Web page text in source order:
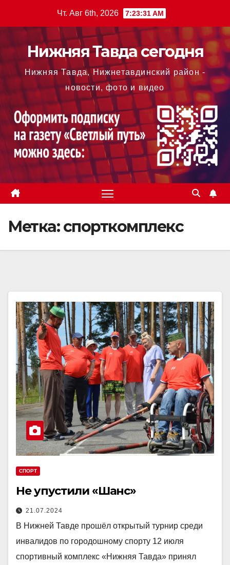
содержимому
Чт. Авг 6th, 2026 7:23:33 AM
Нижняя Тавда сегодня
Нижняя Тавда, Нижнетавдинский район -
новости, фото и видео
Метка:спорткомплекс
СПОРТ
Не упустили «Шанс»
21.07.2024
В Нижней Тавде прошёл открытый турнир среди
инвалидов по городошному спорту 12 июля
спортивный комплекс «Нижняя Тавда» принял